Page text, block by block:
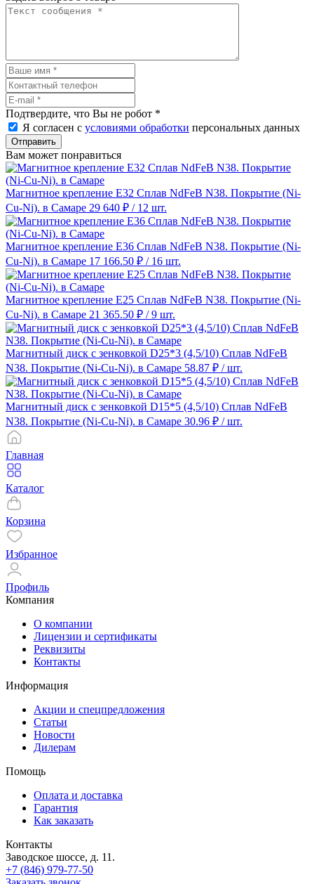
Подтвердите, что Вы не робот *
Я согласен с условиями обработки персональных данных
Отправить
Вам может понравиться
Магнитное крепление E32 Сплав NdFeB N38. Покрытие (Ni-
Cu-Ni). в Самаре 29 640 ₽ / 12 шт.
Магнитное крепление E36 Сплав NdFeB N38. Покрытие (Ni-
Cu-Ni). в Самаре 17 166.50 ₽ / 16 шт.
Магнитное крепление E25 Сплав NdFeB N38. Покрытие (Ni-
Cu-Ni). в Самаре 21 365.50 ₽ / 9 шт.
Магнитный диск с зенковкой D25*3 (4,5/10) Сплав NdFeB
N38. Покрытие (Ni-Cu-Ni). в Самаре 58.87 ₽ / шт.
Магнитный диск с зенковкой D15*5 (4,5/10) Сплав NdFeB
N38. Покрытие (Ni-Cu-Ni). в Самаре 30.96 ₽ / шт.
Главная
Каталог
Корзина
Избранное
Профиль
Компания
О компании
Лицензии и сертификаты
Реквизиты
Контакты
Информация
Акции и спецпредложения
Статьи
Новости
Дилерам
Помощь
Оплата и доставка
Гарантия
Как заказать
Контакты
Заводское шоссе, д. 11.
+7 (846) 979-77-50